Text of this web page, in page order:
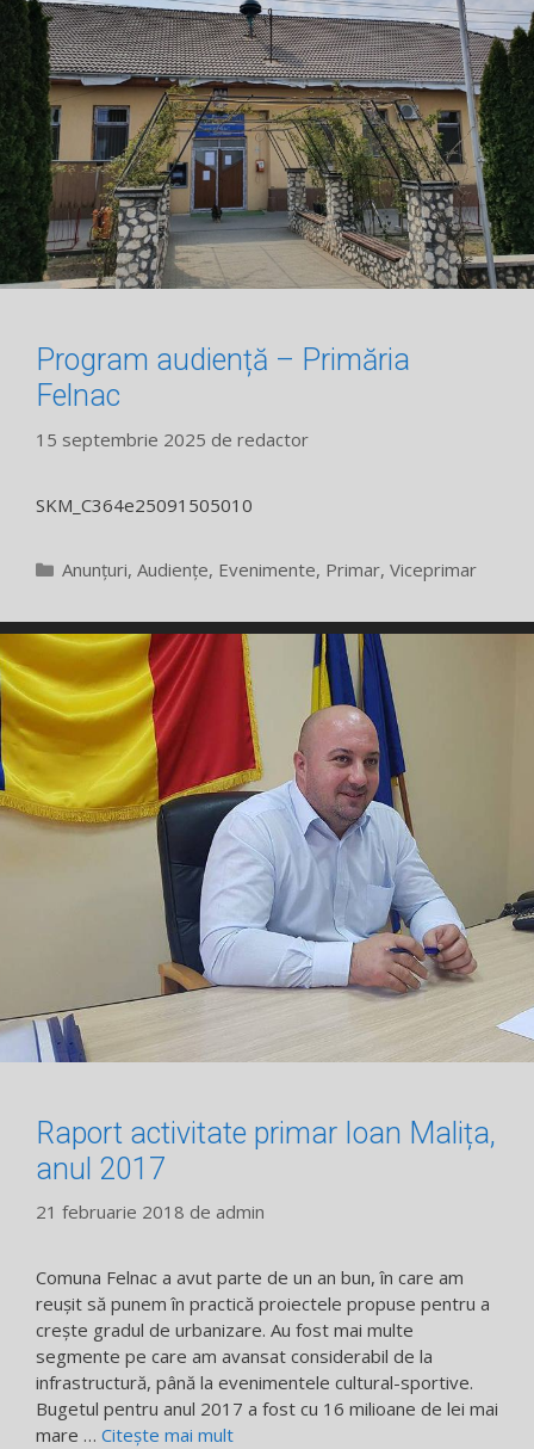
Program audiență – Primăria
Felnac
15 septembrie 2025 de redactor
SKM_C364e25091505010
Categorii
Anunțuri, Audiențe, Evenimente, Primar, Viceprimar
Raport activitate primar Ioan Malița,
anul 2017
21 februarie 2018 de admin
Comuna Felnac a avut parte de un an bun, în care am
reuşit să punem în practică proiectele propuse pentru a
creşte gradul de urbanizare. Au fost mai multe
segmente pe care am avansat considerabil de la
infrastructură, până la evenimentele cultural-sportive.
Bugetul pentru anul 2017 a fost cu 16 milioane de lei mai
mare … Citește mai mult